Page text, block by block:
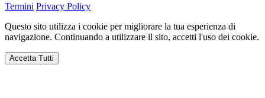
Termini Privacy Policy
Questo sito utilizza i cookie per migliorare la tua esperienza di
navigazione. Continuando a utilizzare il sito, accetti l'uso dei cookie.
Accetta Tutti